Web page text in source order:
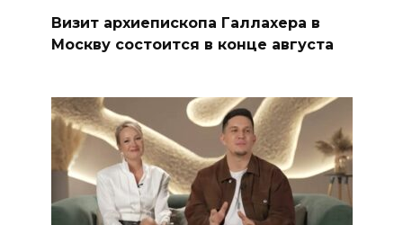
Визит архиепископа Галлахера в
Москву состоится в конце августа